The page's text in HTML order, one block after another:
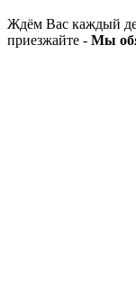
Ждём Вас каждый
приезжайте - Мы